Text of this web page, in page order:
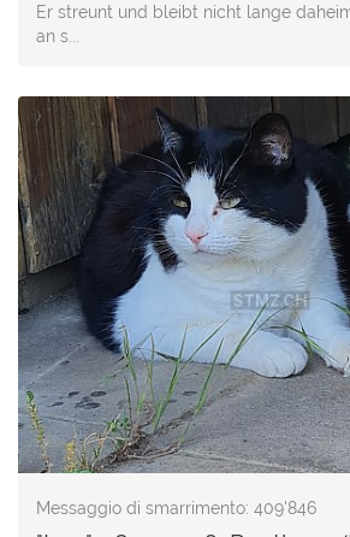
Er streunt und bleibt nicht lange
an s...
Messaggio di smarrimento: 409'846